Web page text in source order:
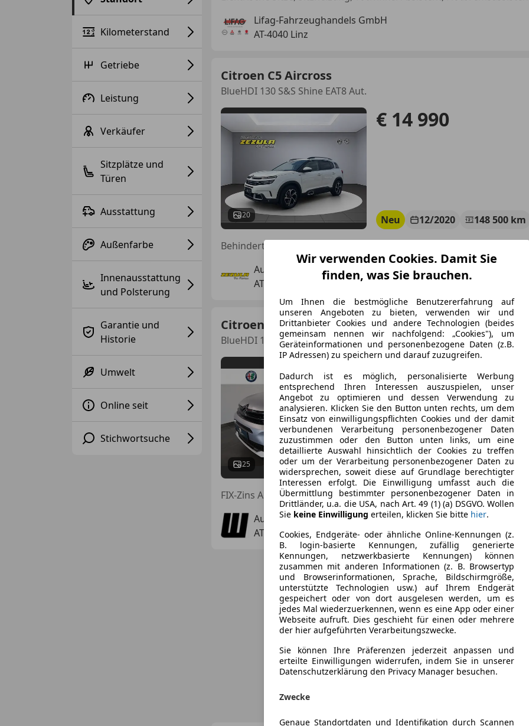
Kilometerstand
Getriebe
Leistung
Verkäufer
Sitzplätze und
Türen
Ausstattung
Außenfarbe
Innenausstattung
und Polsterung
Garantie und
Historie
Umwelt
Online seit
Stichwortsuche
Lifag-Fahrzeughandels GmbH
AT-4040 Linz
Citroen C5 Aircross
BlueHDI 130 S&S Shine EAT8 Aut.
20
€ 14 990
Neu 12/2020 148 500 km
Autohaus Zezula GmbH & Co KG
AT-2700 Wiener Neustadt
Citroen C5 Aircross
BlueHDI 130 S&S EAT8 Feel Pack
25
€ 23 440
05/2023 27 905 km
FIX-Zins Aktionen, 50/50- oder Drittel-Finanzierungen!
Autohaus WEITMANN GmbH - seit 1977
AT-3363 Amstetten/Neufurth
Wir verwenden Cookies. Damit Sie
finden, was Sie brauchen.
Um Ihnen die bestmögliche Benutzererfahrung auf
unseren Angeboten zu bieten, verwenden wir und
Drittanbieter Cookies und andere Technologien (beides
gemeinsam nennen wir nachfolgend: „Cookies"), um
Geräteinformationen und personenbezogene Daten (z.B.
IP Adressen) zu speichern und darauf zuzugreifen.
Dadurch ist es möglich, personalisierte Werbung
entsprechend Ihren Interessen auszuspielen, unser
Angebot zu optimieren und dessen Verwendung zu
analysieren. Klicken Sie den Button unten rechts, um dem
Einsatz von einwilligungspflichten Cookies und der damit
verbundenen Verarbeitung personenbezogener Daten
zuzustimmen oder den Button unten links, um eine
detaillierte Auswahl hinsichtlich der Cookies zu treffen
oder um der Verarbeitung personenbezogener Daten zu
widersprechen, soweit diese auf Grundlage berechtigter
Interessen erfolgt. Die Einwilligung umfasst auch die
Übermittlung bestimmter personenbezogener Daten in
Drittländer, u.a. die USA, nach Art. 49 (1) (a) DSGVO. Wollen
Sie keine Einwilligung erteilen, klicken Sie bitte hier.
Cookies, Endgeräte- oder ähnliche Online-Kennungen (z.
B. login-basierte Kennungen, zufällig generierte
Kennungen, netzwerkbasierte Kennungen) können
zusammen mit anderen Informationen (z. B. Browsertyp
und Browserinformationen, Sprache, Bildschirmgröße,
unterstützte Technologien usw.) auf Ihrem Endgerät
gespeichert oder von dort ausgelesen werden, um es
jedes Mal wiederzuerkennen, wenn es eine App oder einer
Webseite aufruft. Dies geschieht für einen oder mehrere
der hier aufgeführten Verarbeitungszwecke.
Sie können Ihre Präferenzen jederzeit anpassen und
erteilte Einwilligungen widerrufen, indem Sie in unserer
Datenschutzerklärung den Privacy Manager besuchen.
Zwecke
Genaue Standortdaten und Identifikation durch Scannen